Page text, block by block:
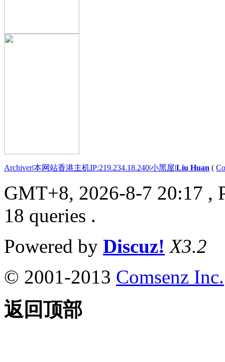
Archiver|本网站香港主机IP:219.234.18.240|小黑屋|Liu Huan (
GMT+8, 2026-8-7 20:17 ,
18 queries .
Powered by Discuz! X3.2
© 2001-2013 Comsenz Inc.
返回顶部